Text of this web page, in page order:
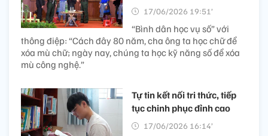
17/06/2026 19:51’
“Bình dân học vụ số” với
thông điệp: “Cách đây 80 năm, cha ông ta học chữ để
xóa mù chữ; ngày nay, chúng ta học kỹ năng số để xóa
mù công nghệ.”
Tự tin kết nối tri thức, tiếp
tục chinh phục đỉnh cao
17/06/2026 16:14’